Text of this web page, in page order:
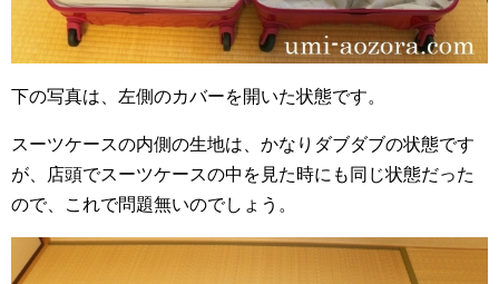
下の写真は、左側のカバーを開いた状態です。
スーツケースの内側の生地は、かなりダブダブの状態です
が、店頭でスーツケースの中を見た時にも同じ状態だった
ので、これで問題無いのでしょう。